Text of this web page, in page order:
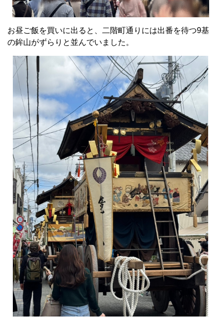
お昼ご飯を買いに出ると、二階町通りには出番を待つ9基
の鉾山がずらりと並んでいました。